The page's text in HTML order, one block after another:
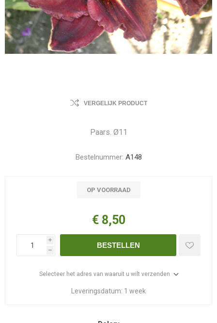
VERGELIJK PRODUCT
Paars. Ø11
Bestelnummer: A148
OP VOORRAAD
€ 8,50
i
h
BESTELLEN
Selecteer het adres van waaruit u wilt verzenden
Leveringsdatum: 1 week